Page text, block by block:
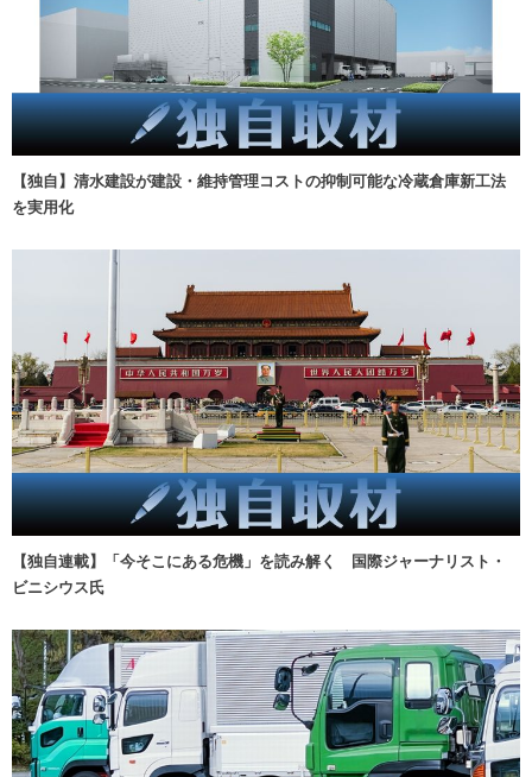
【独自】清水建設が建設・維持管理コストの抑制可能な冷蔵倉庫新工法
を実用化
【独自連載】「今そこにある危機」を読み解く 国際ジャーナリスト・
ビニシウス氏